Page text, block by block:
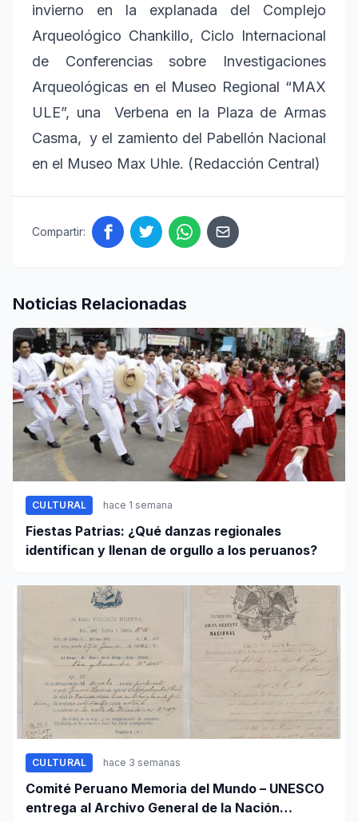
invierno en la explanada del Complejo
Arqueológico Chankillo, Ciclo Internacional
de Conferencias sobre Investigaciones
Arqueológicas en el Museo Regional “MAX
ULE”, una Verbena en la Plaza de Armas
Casma, y el zamiento del Pabellón Nacional
en el Museo Max Uhle. (Redacción Central)
Compartir:
Noticias Relacionadas
CULTURAL hace 1 semana
Fiestas Patrias: ¿Qué danzas regionales
identifican y llenan de orgullo a los peruanos?
CULTURAL hace 3 semanas
Comité Peruano Memoria del Mundo – UNESCO
entrega al Archivo General de la Nación